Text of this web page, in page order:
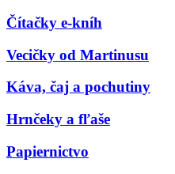
Čítačky e-kníh
Vecičky od Martinusu
Káva, čaj a pochutiny
Hrnčeky a fľaše
Papiernictvo